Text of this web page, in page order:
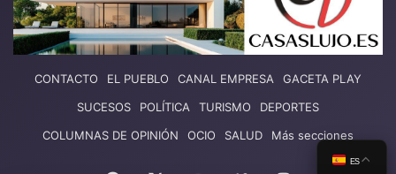
CONTACTO EL PUEBLO CANAL EMPRESA
GACETA PLAY
SUCESOS
POLÍTICA TURISMO
DEPORTES
COLUMNAS DE OPINIÓN
OCIO SALUD Más secciones
ES